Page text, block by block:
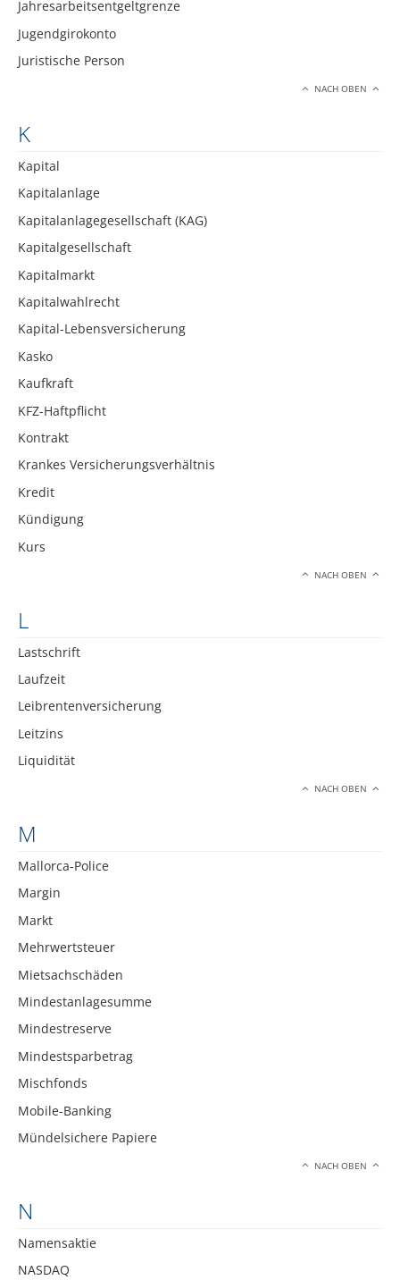
Jahresarbeitsentgeltgrenze
Jugendgirokonto
Juristische Person
NACH OBEN
K
Kapital
Kapitalanlage
Kapitalanlagegesellschaft (KAG)
Kapitalgesellschaft
Kapitalmarkt
Kapitalwahlrecht
Kapital-Lebensversicherung
Kasko
Kaufkraft
KFZ-Haftpflicht
Kontrakt
Krankes Versicherungsverhältnis
Kredit
Kündigung
Kurs
NACH OBEN
L
Lastschrift
Laufzeit
Leibrentenversicherung
Leitzins
Liquidität
NACH OBEN
M
Mallorca-Police
Margin
Markt
Mehrwertsteuer
Mietsachschäden
Mindestanlagesumme
Mindestreserve
Mindestsparbetrag
Mischfonds
Mobile-Banking
Mündelsichere Papiere
NACH OBEN
N
Namensaktie
NASDAQ